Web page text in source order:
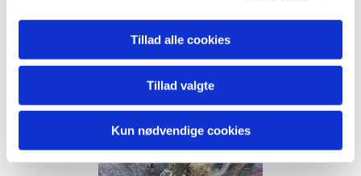
Tillad alle cookies
Tillad valgte
Kun nødvendige cookies
Billede mangler